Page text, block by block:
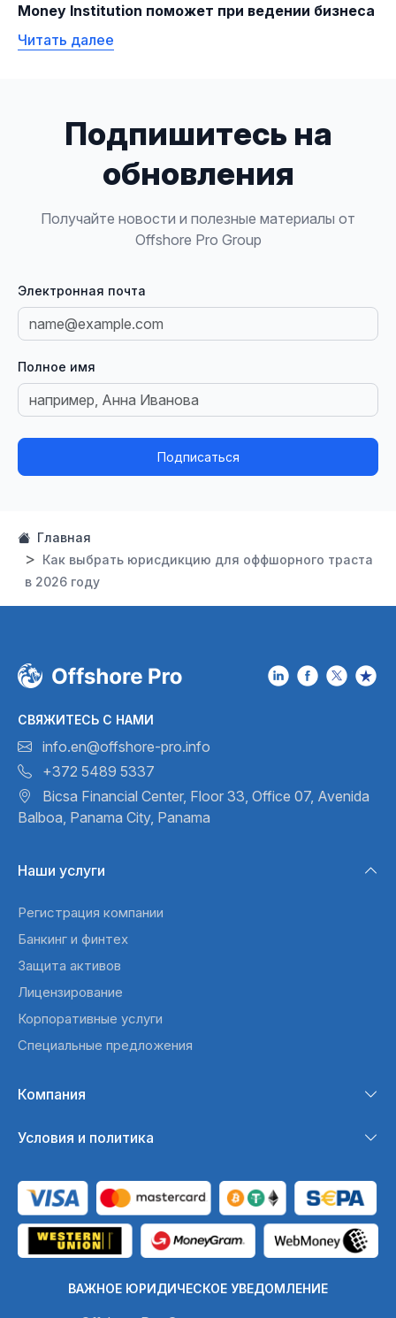
Money Institution поможет при ведении бизнеса
Читать далее
Подпишитесь на
обновления
Получайте новости и полезные материалы от
Offshore Pro Group
Электронная почта
Полное имя
Подписаться
Главная
Как выбрать юрисдикцию для оффшорного траста
в 2026 году
СВЯЖИТЕСЬ С НАМИ
info.en@offshore-pro.info
+372 5489 5337
Bicsa Financial Center, Floor 33, Office 07, Avenida
Balboa, Panama City, Panama
Наши услуги
Регистрация компании
Банкинг и финтех
Защита активов
Лицензирование
Корпоративные услуги
Специальные предложения
Компания
Условия и политика
ВАЖНОЕ ЮРИДИЧЕСКОЕ УВЕДОМЛЕНИЕ